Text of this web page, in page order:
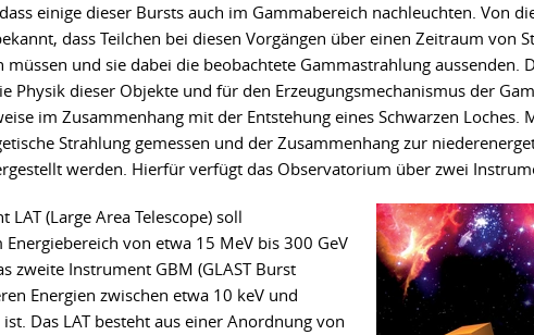
einige dieser Bursts auch im Gammabereich nachleuchten. Von
dass Teilchen bei diesen Vorgängen über einen Zeitraum von
müssen und sie dabei die beobachtete Gammastrahlung aussenden.
Physik dieser Objekte und für den Erzeugungsmechanismus der
im Zusammenhang mit der Entstehung eines Schwarzen Loches.
Strahlung gemessen und der Zusammenhang zur
werden. Hierfür verfügt das Observatorium über zwei
LAT (Large Area Telescope) soll
von etwa 15 MeV bis 300 GeV
zweite Instrument GBM (GLAST Burst
Energien zwischen etwa 10 keV und
Das LAT besteht aus einer Anordnung von